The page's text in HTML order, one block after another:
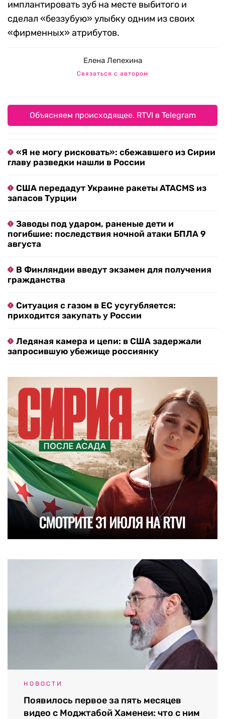
имплантировать зуб на месте выбитого и
сделал «беззубую» улыбку одним из своих
«фирменных» атрибутов.
Елена Лепехина
Связаться с автором
Объясняем происходящее. RTVI в Telegram
«Я не могу рисковать»: сбежавшего из Сирии
главу разведки нашли в России
США передадут Украине ракеты ATACMS из
запасов Турции
Заводы под ударом, раненые дети и
погибшие: последствия ночной атаки БПЛА 9
августа
В Финляндии введут экзамен для получения
гражданства
Ситуация с газом в ЕС усугубляется:
приходится закупать у России
Ледяная камера и цепи: в США задержали
запросившую убежище россиянку
НОВОСТИ
Появилось первое за пять месяцев
видео с Моджтабой Хаменеи: что с ним